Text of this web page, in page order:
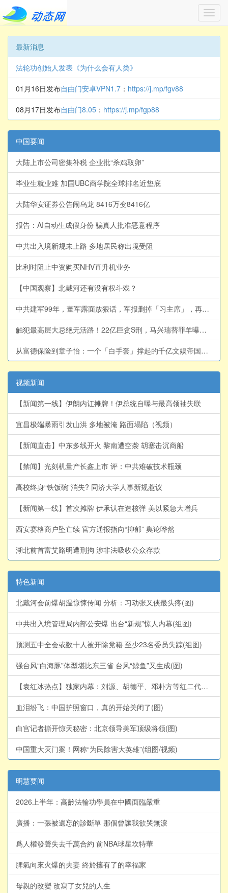
最新消息
法轮功创始人发表《为什么会有人类》
01月16日发布自由门安卓VPN1.7 ： https://j.mp/fgv88
08月17日发布自由门8.05 ： https://j.mp/fgp88
中国要闻
大陆上市公司密集补税 企业批“杀鸡取卵”
毕业生就业难 加国UBC商学院全球排名近垫底
大陆华安证券公告闹乌龙 8416万变8416亿
报告：AI自动生成假身份 骗真人批准恶意程序
中共出入境新规未上路 多地居民称出境受阻
比利时阻止中资购买NHV直升机业务
【中国观察】北戴河还有没有权斗戏？
中共建军99年，董军露面放狠话，军报删掉「习主席」，再透习军权弱化
触犯最高层大忌绝无活路！22亿巨贪S刑，马兴瑞替罪羊曝光！揭开中共官场「10亿生死线」的政治密码！
从富德保险到章子怡：一个「白手套」撑起的千亿文娱帝国，习远平的提线木偶游戏！
视频新闻
【新闻第一线】伊朗内讧摊牌！伊总统自曝与最高领袖失联
宜昌极端暴雨引发山洪 多地被淹 路面塌陷（视频）
【新闻直击】中东多线开火 黎南遭空袭 胡塞击沉商船
【禁闻】光刻机量产长鑫上市 评：中共难破技术瓶颈
高校终身“铁饭碗”消失? 同济大学人事新规惹议
【新闻第一线】首次摊牌 伊承认在造核弹 美以紧急大增兵
西安赛格商户坠亡续 官方通报指向“抑郁” 舆论哗然
湖北前首富艾路明遭刑拘 涉非法吸收公众存款
特色新闻
北戴河会前爆胡温惊悚传闻 分析：习动张又侠最头疼(图)
中共出入境管理局内部公安爆 出台“新规”惊人内幕(组图)
预测五中全会或数十人被开除党籍 至少23名委员失踪(组图)
强台风“白海豚”体型堪比东三省 台风“鲸鱼”又生成(图)
【袁红冰热点】独家内幕：刘源、胡德平、邓朴方等红二代家族倒习达共识(视频)
血泪纷飞：中国护照窗口，真的开始关闭了(图)
白宫记者撕开惊天秘密：北京领导美军顶级将领(图)
中国重大灭门案！网称“为民除害大英雄”(组图/视频)
明慧要闻
2026上半年：高齡法輪功學員在中國面臨嚴重
廣播：一張被遺忘的診斷單 那個曾讓我欲哭無淚
爲人權發聲失去千萬合約 前NBA球星坎特華
脾氣向來火爆的夫妻 終於擁有了的幸福家
母親的改變 改寫了女兒的人生